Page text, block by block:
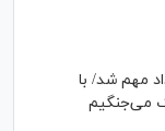
مانع حضورمان در ۲ رویداد مهم شد/ با
می‌جنگیم